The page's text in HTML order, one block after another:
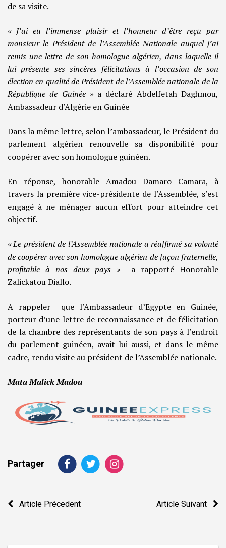
de sa visite.
« J’ai eu l’immense plaisir et l’honneur d’être reçu par
monsieur le Président de l’Assemblée Nationale auquel j’ai
remis une lettre de son homologue algérien, dans laquelle il
lui présente ses sincères félicitations à l’occasion de son
élection en qualité de Président de l’Assemblée nationale de la
République de Guinée »a déclaré Abdelfetah Daghmou,
Ambassadeur d’Algérie en Guinée
Dans la même lettre, selon l’ambassadeur, le Président du
parlement algérien renouvelle sa disponibilité pour
coopérer avec son homologue guinéen.
En réponse, honorable Amadou Damaro Camara, à
travers la première vice-présidente de l’Assemblée, s’est
engagé à ne ménager aucun effort pour atteindre cet
objectif.
« Le président de l’Assemblée nationale a réaffirmé sa volonté
de coopérer avec son homologue algérien de façon fraternelle,
profitable à nos deux pays » a rapporté Honorable
Zalickatou Diallo.
A rappeler que l’Ambassadeur d’Egypte en Guinée,
porteur d’une lettre de reconnaissance et de félicitation
de la chambre des représentants de son pays à l’endroit
du parlement guinéen, avait lui aussi, et dans le même
cadre, rendu visite au président de l’Assemblée nationale.
Mata Malick Madou
Partager
Navigation
Article Précedent Article Suivant